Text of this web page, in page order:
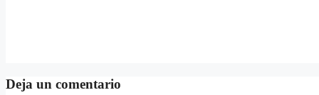
Deja un comentario